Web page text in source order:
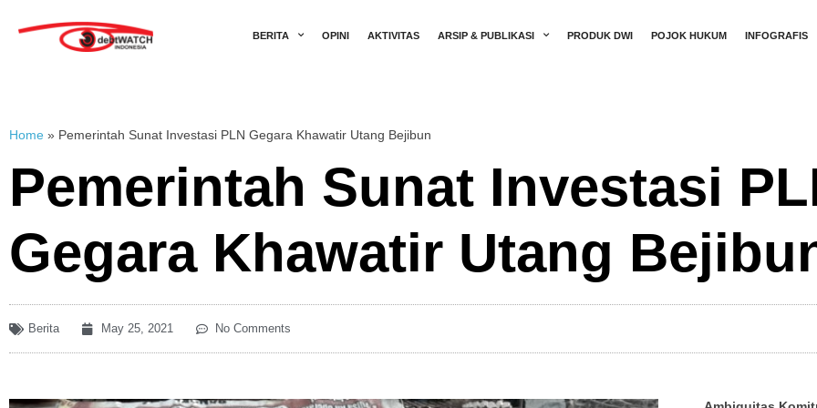
BERITA OPINI AKTIVITAS ARSIP & PUBLIKASI PRODUK DWI POJOK HUKUM INFOGRAFIS
Home » Pemerintah Sunat Investasi PLN Gegara Khawatir Utang Bejibun
Pemerintah Sunat Investasi
Gegara Khawatir Utang
Berita May 25, 2021 No Comments